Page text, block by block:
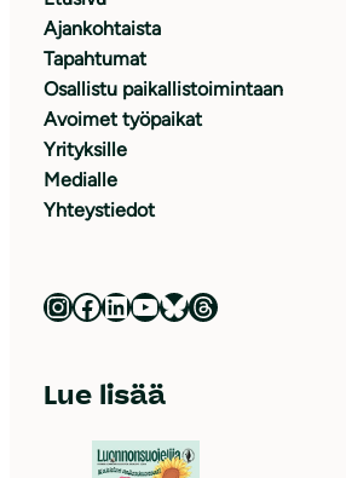
Ajankohtaista
Tapahtumat
Osallistu paikallistoimintaan
Avoimet työpaikat
Yrityksille
Medialle
Yhteystiedot
Luonnonsuojeluliitto Instagramissa Luonnonsuojeluliitto Facebookissa Luonnonsuojeluliitto LinkedInissä Luonnonsuojeluliiton YouTube-kanava Luonnonsuojeluliitto Blueskyssa Luonnonsuojeluliitto Threadsissa
Lue lisää